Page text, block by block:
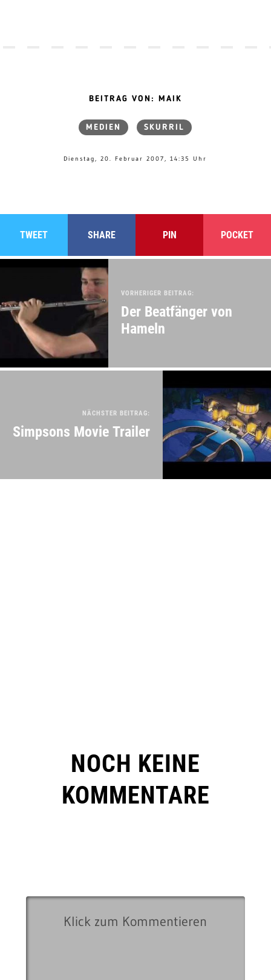
BEITRAG VON: MAIK
MEDIEN SKURRIL
Dienstag, 20. Februar 2007, 14:35 Uhr
TWEET SHARE PIN POCKET
VORHERIGER BEITRAG:
Der Beatfänger von
Hameln
NÄCHSTER BEITRAG:
Simpsons Movie Trailer
NOCH KEINE
KOMMENTARE